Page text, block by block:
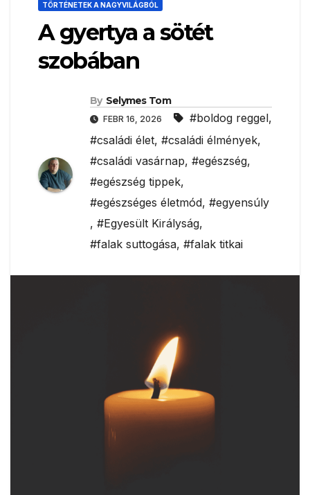
TÖRTÉNETEK A NAGYVILÁGBÓL
A gyertya a sötét
szobában
By Selymes Tom
FEBR 16, 2026 #boldog reggel,
#családi élet, #családi élmények,
#családi vasárnap, #egészség,
#egészség tippek,
#egészséges életmód, #egyensúly
, #Egyesült Királyság,
#falak suttogása, #falak titkai